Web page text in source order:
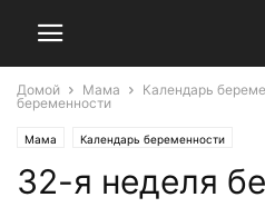
Домой Мама Календарь
беременности
Мама Календарь беременности
32-я неделя